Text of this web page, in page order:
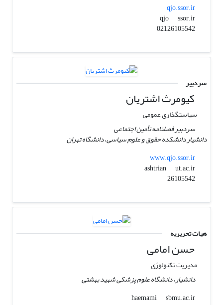
qjo.ssor.ir
qjo
ssor.ir
02126105542
سردبیر
کیومرث اشتریان
سیاستگذاری عمومی
سردبیر فصلنامه تأمین اجتماعی
دانشیار دانشکده حقوق و علوم سیاسی، دانشگاه تهران
www.qjo.ssor.ir
ashtrian
ut.ac.ir
26105542
هیات تحریریه
حسن امامی
مدیریت تکنولوژی
دانشیار، دانشگاه علوم پزشکی شهید بهشتی
haemami
sbmu.ac.ir